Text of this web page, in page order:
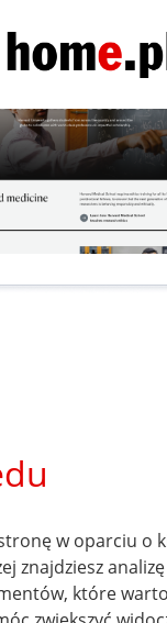
w oparciu o
znajdziesz
które